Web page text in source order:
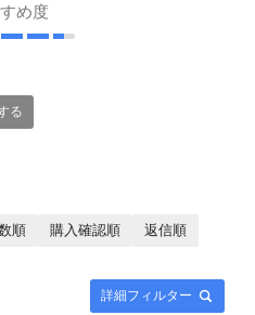
め度
る
詳細フィルター
順 購入確認順
返信順